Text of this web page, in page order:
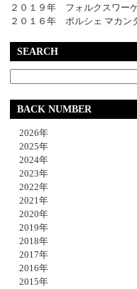
２０１９年 フォルクスワー
２０１６年 ポルシェ マカン
SEARCH
BACK NUMBER
2026年
2025年
2024年
2023年
2022年
2021年
2020年
2019年
2018年
2017年
2016年
2015年